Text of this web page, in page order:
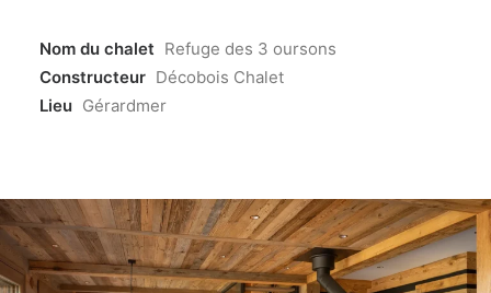
HÔTELLERIE
ARCHITECTURE
PHOTOGRAPHIE OUTDOOR
AUTRES SERVICES
Nom du chalet Refuge des 3 oursons
Constructeur Décobois Chalet
Lieu Gérardmer